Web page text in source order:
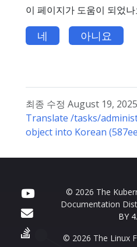
이 페이지가 도움이 되었나
네 아니요
최종 수정 August 19,
Translate /tasks/
object into Korean
© 2026 The
Documentation
BY
© 2026 The Linux